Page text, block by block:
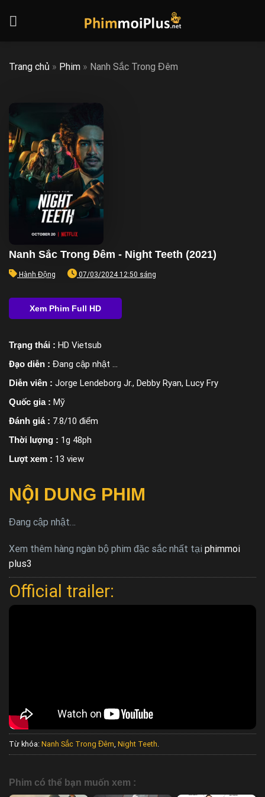
Trang chủ » Phim » Nanh Sắc Trong Đêm
Nanh Sắc Trong Đêm - Night Teeth (2021)
Hành Động 07/03/2024 12:50 sáng
Trạng thái : HD Vietsub
Đạo diễn : Đang cập nhật ...
Diễn viên : Jorge Lendeborg Jr., Debby Ryan, Lucy Fry
Quốc gia : Mỹ
Đánh giá : 7.8/10 điểm
Thời lượng : 1g 48ph
Lượt xem : 13 view
NỘI DUNG PHIM
Đang cập nhật…
Xem thêm hàng ngàn bộ phim đặc sắc nhất tại phimmoi
plus3
Official trailer:
Từ khóa: Nanh Sắc Trong Đêm Night Teeth
Phim có thể bạn muốn xem :